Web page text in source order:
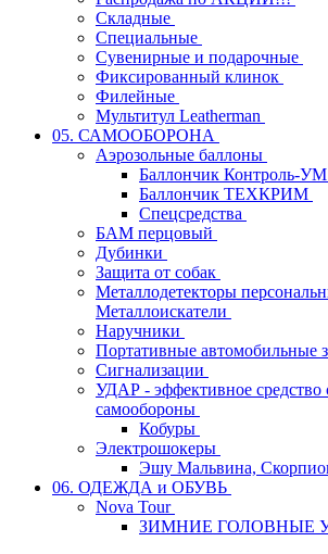
Складные
Специальные
Сувенирные и подарочные
Фиксированный клинок
Филейные
Мультитул Leatherman
05. САМООБОРОНА
Аэрозольные баллоны
Баллончик Контроль-УМ
Баллончик ТЕХКРИМ
Спецсредства
БАМ перцовый
Дубинки
Защита от собак
Металлодетекторы
Металлоискатели
Наручники
Портативные автомобильные
Сигнализации
УДАР - эффективное средство
самообороны
Кобуры
Электрошокеры
Эшу Мальвина,
06. ОДЕЖДА и ОБУВЬ
Nova Tour
ЗИМНИЕ ГОЛОВНЫЕ